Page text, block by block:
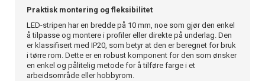
Praktisk montering og fleksibilitet
LED-stripen har en bredde på 10 mm, noe som gjør den enkel
å tilpasse og montere i profiler eller direkte på underlag. Den
er klassifisert med IP20, som betyr at den er beregnet for bruk
i tørre rom. Dette er en robust komponent for den som ønsker
en enkel og pålitelig metode for å tilføre farge i et
arbeidsområde eller hobbyrom.